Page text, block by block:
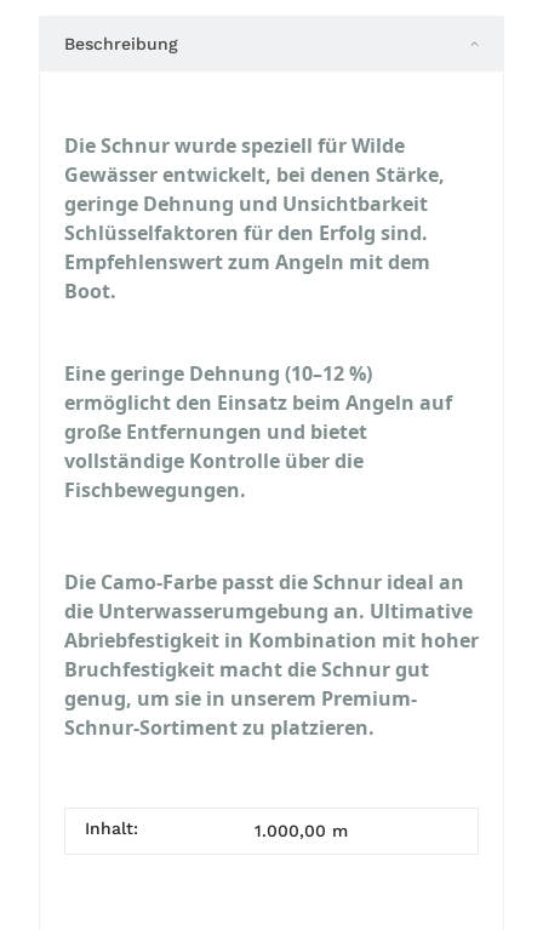
Beschreibung
Die Schnur wurde speziell für Wilde
Gewässer entwickelt, bei denen Stärke,
geringe Dehnung und Unsichtbarkeit
Schlüsselfaktoren für den Erfolg sind.
Empfehlenswert zum Angeln mit dem
Boot.
Eine geringe Dehnung (10–12 %)
ermöglicht den Einsatz beim Angeln auf
große Entfernungen und bietet
vollständige Kontrolle über die
Fischbewegungen.
Die Camo-Farbe passt die Schnur ideal an
die Unterwasserumgebung an. Ultimative
Abriebfestigkeit in Kombination mit hoher
Bruchfestigkeit macht die Schnur gut
genug, um sie in unserem Premium-
Schnur-Sortiment zu platzieren.
Inhalt: 1.000,00 m